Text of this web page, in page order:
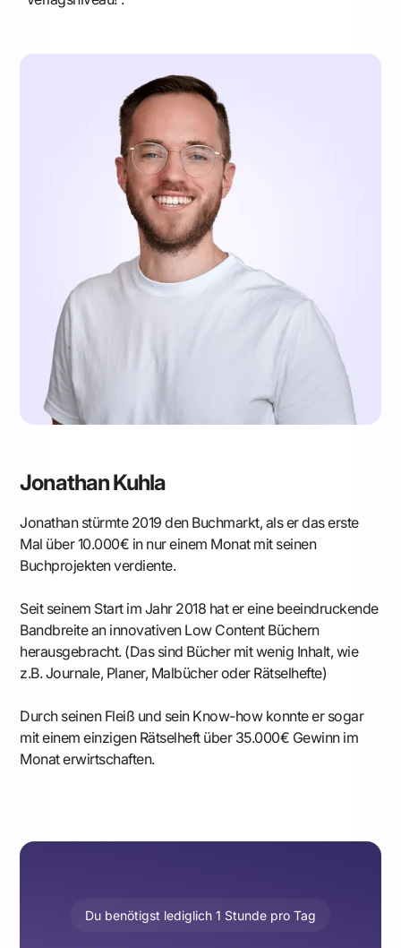
Jonathan Kuhla
Jonathan stürmte 2019 den Buchmarkt, als er das erste
Mal über 10.000€ in nur einem Monat mit seinen
Buchprojekten verdiente.
Seit seinem Start im Jahr 2018 hat er eine beeindruckende
Bandbreite an innovativen Low Content Büchern
herausgebracht. (Das sind Bücher mit wenig Inhalt, wie
z.B. Journale, Planer, Malbücher oder Rätselhefte)
Durch seinen Fleiß und sein Know-how konnte er sogar
mit einem einzigen Rätselheft über 35.000€ Gewinn im
Monat erwirtschaften.
Du benötigst lediglich 1 Stunde pro Tag